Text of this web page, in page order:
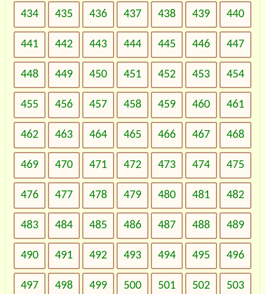
434 435 436 437 438 439 440
441 442 443 444 445 446 447
448 449 450 451 452 453 454
455 456 457 458 459 460 461
462 463 464 465 466 467 468
469 470 471 472 473 474 475
476 477 478 479 480 481 482
483 484 485 486 487 488 489
490 491 492 493 494 495 496
497 498 499 500 501 502 503